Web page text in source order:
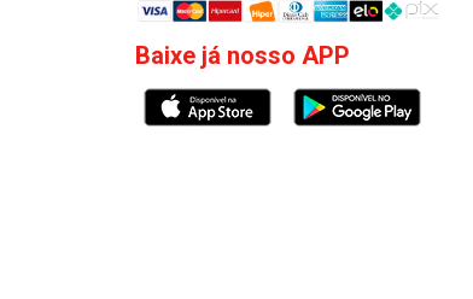
Baixe já nosso APP